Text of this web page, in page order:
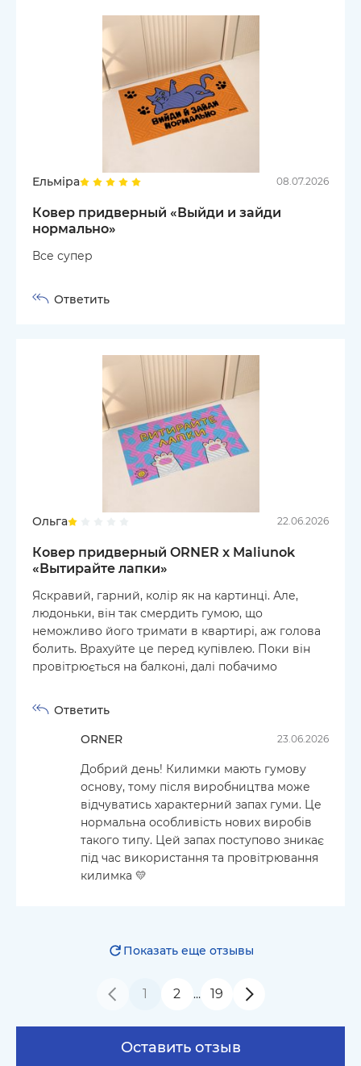
Ельміра 08.07.2026
Ковер придверный «Выйди и зайди
нормально»
Все супер
Ответить
Ольга 22.06.2026
Ковер придверный ORNER x Maliunok
«Вытирайте лапки»
Яскравий, гарний, колір як на картинці. Але,
людоньки, він так смердить гумою, що
неможливо його тримати в квартирі, аж голова
болить. Врахуйте це перед купівлею. Поки він
провітрюється на балконі, далі побачимо
Ответить
ORNER
23.06.2026
Добрий день! Килимки мають гумову
основу, тому після виробництва може
відчуватись характерний запах гуми. Це
нормальна особливість нових виробів
такого типу. Цей запах поступово зникає
під час використання та провітрювання
килимка 💛
Оставить отзыв
Показать еще отзывы
1 2 … 19